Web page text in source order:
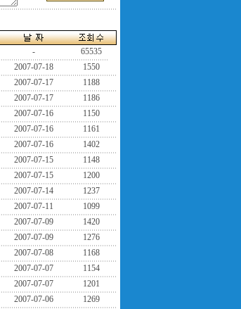
-
65535
2007-07-18
1550
2007-07-17
1188
2007-07-17
1186
2007-07-16
1150
2007-07-16
1161
2007-07-16
1402
2007-07-15
1148
2007-07-15
1200
2007-07-14
1237
2007-07-11
1099
2007-07-09
1420
2007-07-09
1276
2007-07-08
1168
2007-07-07
1154
2007-07-07
1201
2007-07-06
1269